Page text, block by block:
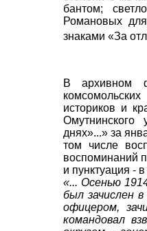
бантом;
Романовых
знаками «За
В архивном
историков и
днях»...» за
том числе
воспоминаний
и пунктуация -
«... Осенью
был зачислен
офицером,
командовал